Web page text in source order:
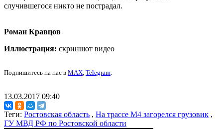
случившегося никто не пострадал.
Роман Кравцов
Иллюстрация: скриншот видео
Подпишитесь на нас в MAX, Telegram.
13.03.2017 09:40
Теги: Ростовская область , На трассе М4 загорелся грузовик ,
ГУ МВД РФ по Ростовской области